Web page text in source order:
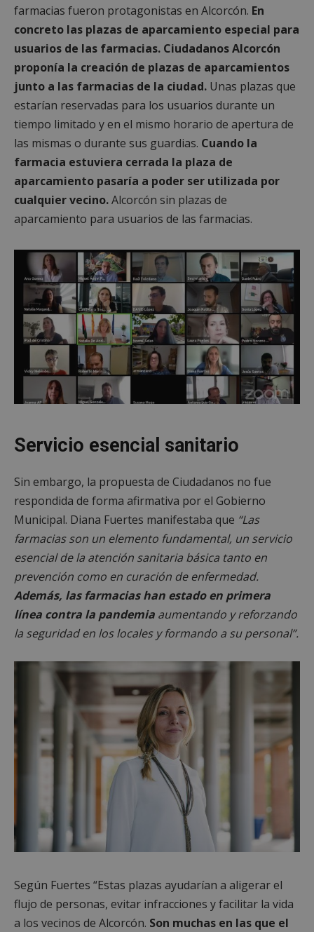
farmacias fueron protagonistas en Alcorcón. En
concreto las plazas de aparcamiento especial para
usuarios de las farmacias. Ciudadanos Alcorcón
proponía la creación de plazas de aparcamientos
junto a las farmacias de la ciudad. Unas plazas que
estarían reservadas para los usuarios durante un
tiempo limitado y en el mismo horario de apertura de
las mismas o durante sus guardias. Cuando la
farmacia estuviera cerrada la plaza de
aparcamiento pasaría a poder ser utilizada por
cualquier vecino.Alcorcón sin plazas de
aparcamiento para usuarios de las farmacias.
Servicio esencial sanitario
Sin embargo, la propuesta de Ciudadanos no fue
respondida de forma afirmativa por el Gobierno
Municipal. Diana Fuertes manifestaba que “Las
farmacias son un elemento fundamental, un servicio
esencial de la atención sanitaria básica tanto en
prevención como en curación de enfermedad.
Además, las farmacias han estado en primera
línea contra la pandemia aumentando y reforzando
la seguridad en los locales y formando a su personal”.
Según Fuertes “Estas plazas ayudarían a aligerar el
flujo de personas, evitar infracciones y facilitar la vida
a los vecinos de Alcorcón. Son muchas en las que el